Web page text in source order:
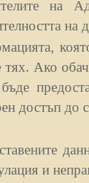
на
на
тях. Ако
достъп до
и